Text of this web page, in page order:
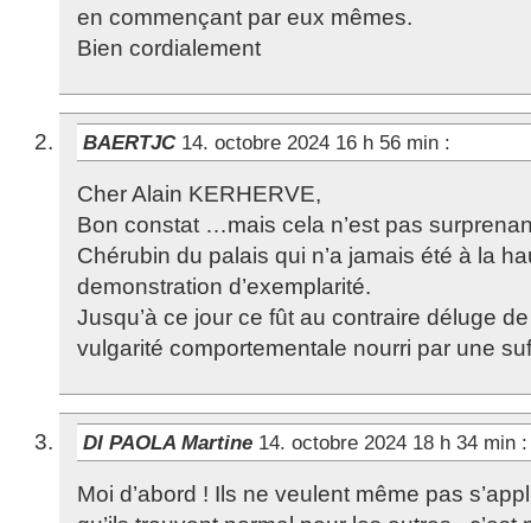
en commençant par eux mêmes.
Bien cordialement
BAERTJC 14. octobre 2024 16 h 56 min :
Cher Alain KERHERVE,
Bon constat …mais cela n’est pas
Chérubin du palais qui n’a jamais été à la
demonstration d’exemplarité.
Jusqu’à ce jour ce fût au contraire déluge
vulgarité comportementale nourri par une
DI PAOLA Martine 14. octobre 2024 18 h 34 min :
Moi d’abord ! Ils ne veulent même pas